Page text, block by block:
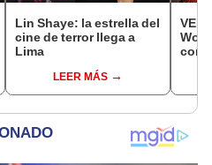
Lin Shaye: la estrella del
cine de terror llega a
Lima
LEER MÁS
VER